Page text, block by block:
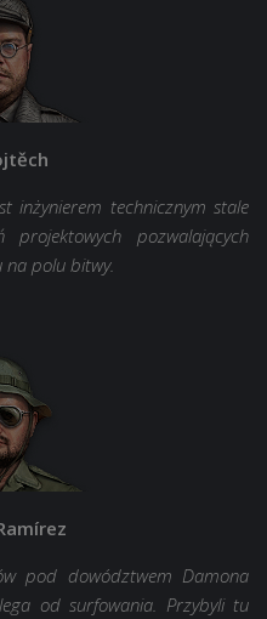
inżynierem technicznym stale
projektowych pozwalających
na polu bitwy.
pod dowództwem Damona
od surfowania. Przybyli tu